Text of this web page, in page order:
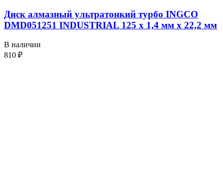
Диск алмазный ультратонкий турбо INGCO
DMD051251 INDUSTRIAL 125 х 1,4 мм x 22,2 мм
В наличии
810 ₽